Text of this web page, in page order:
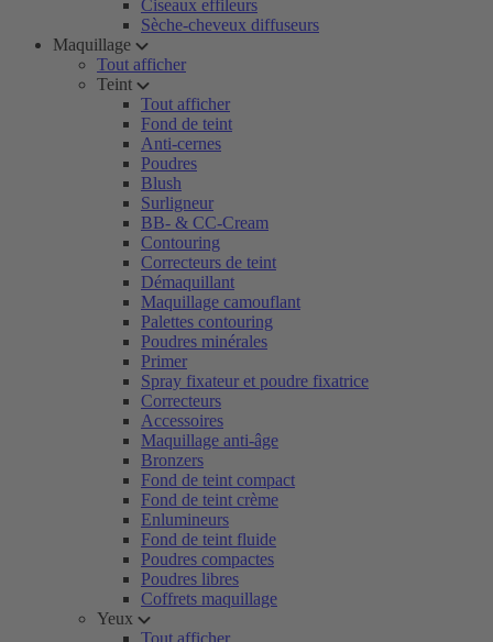
Ciseaux effileurs
Sèche-cheveux diffuseurs
Maquillage
Tout afficher
Teint
Tout afficher
Fond de teint
Anti-cernes
Poudres
Blush
Surligneur
BB- & CC-Cream
Contouring
Correcteurs de teint
Démaquillant
Maquillage camouflant
Palettes contouring
Poudres minérales
Primer
Spray fixateur et poudre fixatrice
Correcteurs
Accessoires
Maquillage anti-âge
Bronzers
Fond de teint compact
Fond de teint crème
Enlumineurs
Fond de teint fluide
Poudres compactes
Poudres libres
Coffrets maquillage
Yeux
Tout afficher